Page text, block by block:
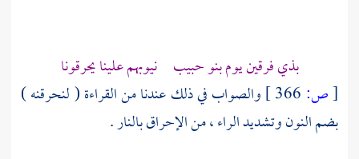
بذي فرقين يوم بنو حبيب نيوبهم علينا يحرقونا
[ص:
والصواب في ذلك عندنا من القراءة ( لنحرقنه )
بضم النون وتشديد الراء ، من الإحراق بالنار .